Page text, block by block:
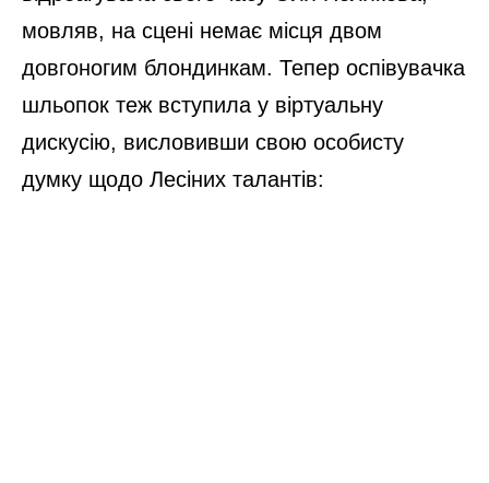
мовляв, на сцені немає місця двом
довгоногим блондинкам. Тепер оспівувачка
шльопок теж вступила у віртуальну
дискусію, висловивши свою особисту
думку щодо Лесіних талантів: